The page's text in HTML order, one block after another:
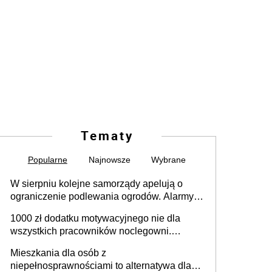
Tematy
Popularne Najnowsze Wybrane
W sierpniu kolejne samorządy apelują o
ograniczenie podlewania ogrodów. Alarmy w
może objąć cały kraj
1000 zł dodatku motywacyjnego nie dla
wszystkich pracowników noclegowni.
Mieszkania dla osób z
niepełnosprawnościami to alternatywa dla